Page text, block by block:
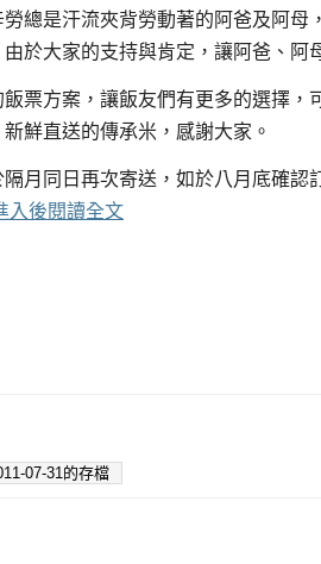
總是汗流夾背勞動著的阿爸及阿母
於大家的支持與肯定，讓阿爸、阿
方案，讓飯友們有更多的選擇，
鮮直送的傳承米，感謝大家。
月同日再次寄送，如於八月底確認
入後閱讀全文
07-31的存檔